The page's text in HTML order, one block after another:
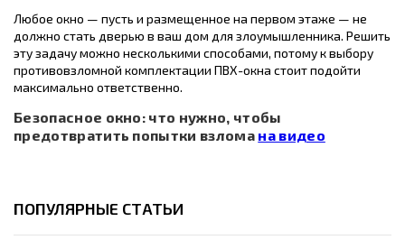
Любое окно — пусть и размещенное на первом этаже — не
должно стать дверью в ваш дом для злоумышленника. Решить
эту задачу можно несколькими способами, потому к выбору
противовзломной комплектации ПВХ-окна стоит подойти
максимально ответственно.
Безопасное окно: что нужно, чтобы
предотвратить попытки взлома на видео
ПОПУЛЯРНЫЕ СТАТЬИ